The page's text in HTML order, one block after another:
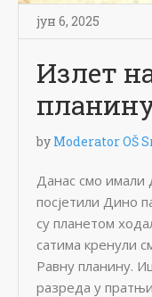
јун 6, 2025
Излет
by Moderator OŠ
Данас смо имали
посјетили Дино
су планетом
сатима кренули
Равну планину.
разреда у